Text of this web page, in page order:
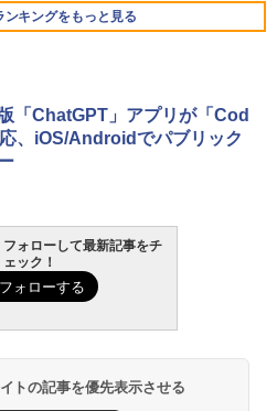
キングをもっと見る
パスポート公式テキスト 第４版
べて身につくHTML & CSSとWe
イン入門講座［第2版］
いちばんやさしい 教科書:
Kindle - 目に優しい、かさばら
大きな画面で読みやすい、6週間持
テリー、6インチディスプレイ電子
ーダー、マッチャ、16GB、広告な
Paperwhite シグニチャーエディ
(32GB) 7インチディスプレイ、明
ク
「ChatGPT」アプリが「Cod
、iOS/Androidでパブリック
ォローして最新記事をチ
ェック！
トの記事を優先表示させる